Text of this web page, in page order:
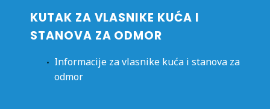
KUTAK ZA VLASNIKE KUĆA I
STANOVA ZA ODMOR
Informacije za vlasnike kuća i stanova za
odmor